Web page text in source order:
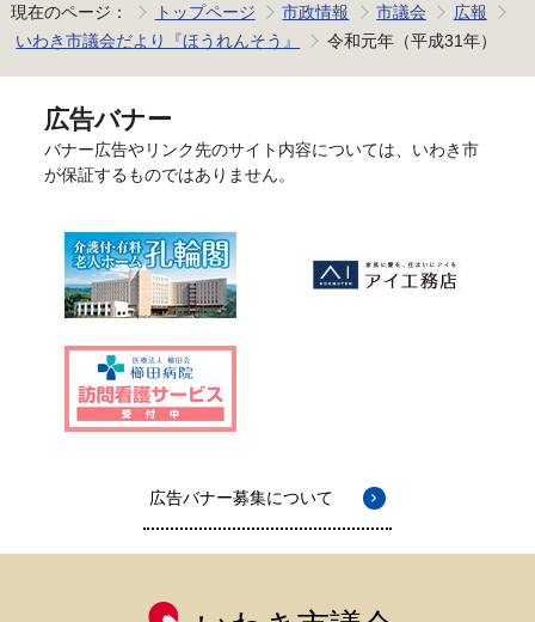
現在のページ： トップページ 市政情報 市議会
広報
いわき市議会だより『ほうれんそう』
令和元年（平成31年）
広告バナー
バナー広告やリンク先のサイト内容については、いわき市
が保証するものではありません。
広告バナー募集について